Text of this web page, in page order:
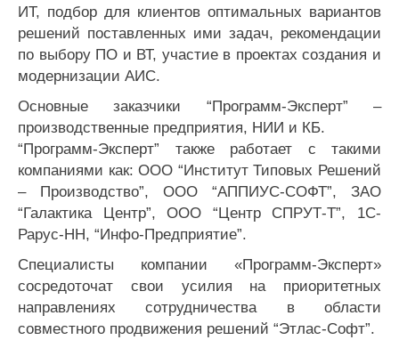
ИТ, подбор для клиентов оптимальных вариантов
решений поставленных ими задач, рекомендации
по выбору ПО и ВТ, участие в проектах создания и
модернизации АИС.
Основные заказчики “Программ-Эксперт” –
производственные предприятия, НИИ и КБ.
“Программ-Эксперт” также работает с такими
компаниями как: ООО “Институт Типовых Решений
– Производство”, ООО “AППИУС-СОФТ”, ЗАО
“Галактика Центр”, ООО “Центр СПРУТ-Т”, 1С-
Рарус-НН, “Инфо-Предприятие”.
Специалисты компании «Программ-Эксперт»
сосредоточат свои усилия на приоритетных
направлениях сотрудничества в области
совместного продвижения решений “Этлас-Софт”.